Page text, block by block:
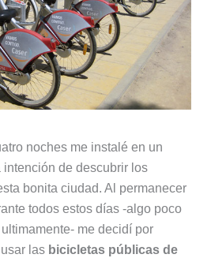
noches me instalé en un
de descubrir los
bonita ciudad. Al permanecer
todos estos días -algo poco
me decidí por
las bicicletas públicas de